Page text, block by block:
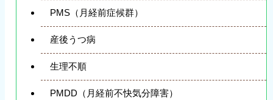
PMS（月経前症候群）
産後うつ病
生理不順
PMDD（月経前不快気分障害）